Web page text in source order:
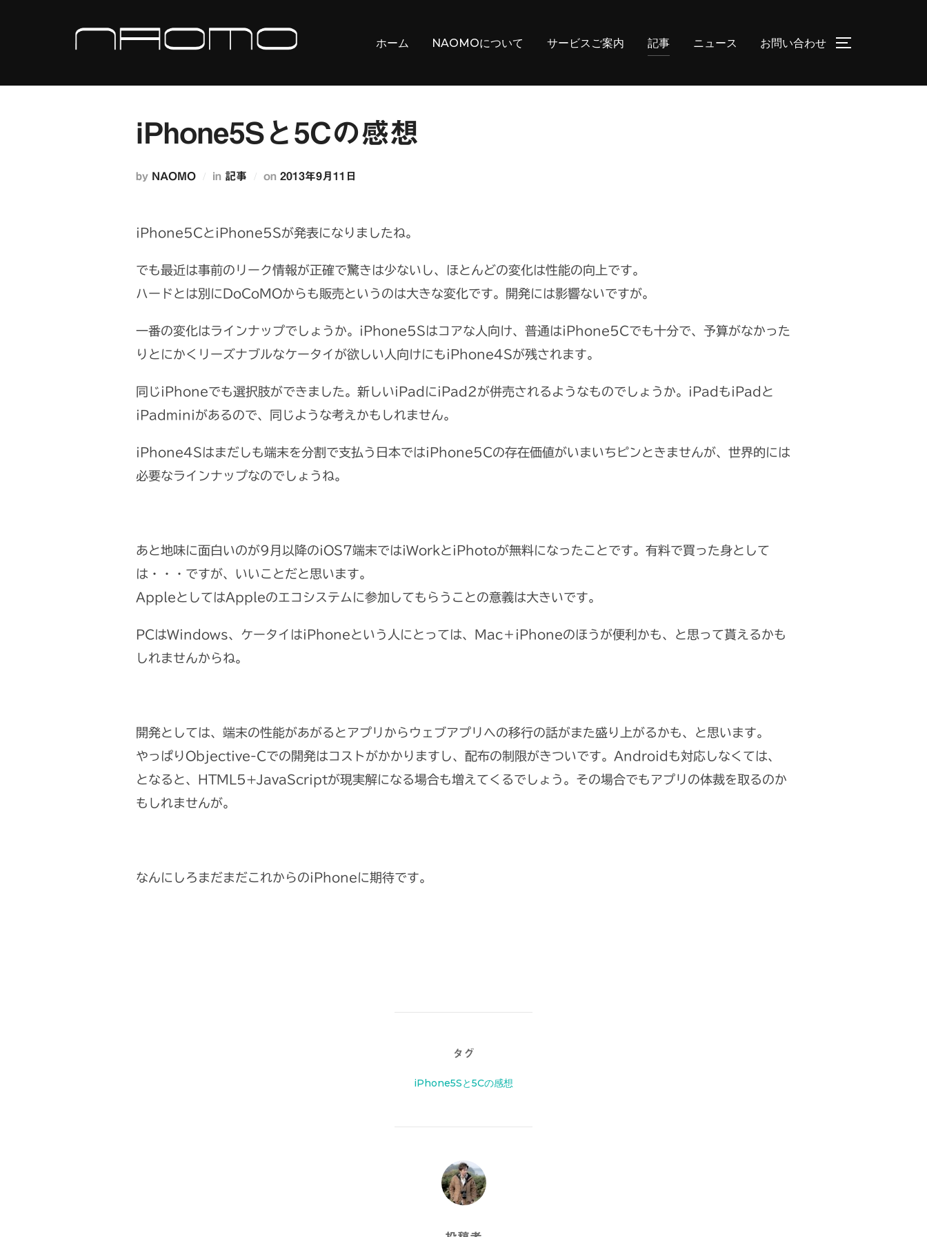
ホーム NAOMOについて サービスご案内 記事 ニュース お問い合わせ サイドバーと
iPhone5Sと5Cの感想
by NAOMO in 記事 on 投
2013年9月11日
iPhone5CとiPhone5Sが発表になりましたね。
でも最近は事前のリーク情報が正確で驚きは少ないし、ほとんどの変化は性能の向上です。
ハードとは別にDoCoMOからも販売というのは大きな変化です。開発には影響ないですが。
一番の変化はラインナップでしょうか。iPhone5Sはコアな人向け、普通はiPhone5Cでも十分で、予算がなかった
りとにかくリーズナブルなケータイが欲しい人向けにもiPhone4Sが残されます。
同じiPhoneでも選択肢ができました。新しいiPadにiPad2が併売されるようなものでしょうか。iPadもiPadと
iPadminiがあるので、同じような考えかもしれません。
iPhone4Sはまだしも端末を分割で支払う日本ではiPhone5Cの存在価値がいまいちピンときませんが、世界的には
必要なラインナップなのでしょうね。
あと地味に面白いのが9月以降のiOS7端末ではiWorkとiPhotoが無料になったことです。有料で買った身として
は・・・ですが、いいことだと思います。
AppleとしてはAppleのエコシステムに参加してもらうことの意義は大きいです。
PCはWindows、ケータイはiPhoneという人にとっては、Mac＋iPhoneのほうが便利かも、と思って貰えるかも
しれませんからね。
開発としては、端末の性能があがるとアプリからウェブアプリへの移行の話がまた盛り上がるかも、と思います。
やっぱりObjective-Cでの開発はコストがかかりますし、配布の制限がきついです。Androidも対応しなくては、
となると、HTML5+JavaScriptが現実解になる場合も増えてくるでしょう。その場合でもアプリの体裁を取るのか
もしれませんが。
なんにしろまだまだこれからのiPhoneに期待です。
タグ
iPhone5Sと5Cの感想
投稿者